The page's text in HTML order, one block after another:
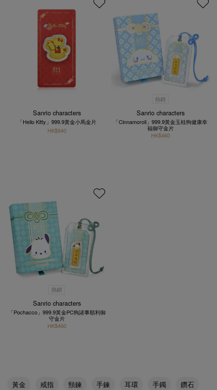
Sanrio characters
「Hello Kitty」999.9黃金小馬金片
HK$940
熱銷
Sanrio characters
「Cinnamoroll」999.9黃金玉桂狗健康幸
福御守金片
HK$460
熱銷
Sanrio characters
「Pochacco」999.9黃金PC狗諸事順利御
守金片
HK$460
黃金 戒指 頸鍊 手鍊 耳環 手鐲
鑽石